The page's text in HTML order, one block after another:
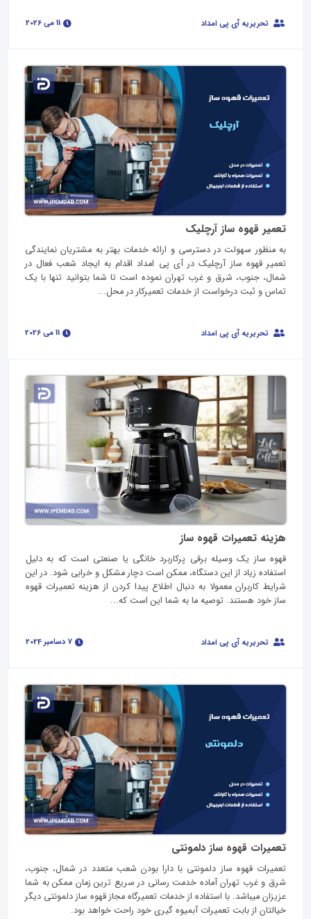
تحریریه آی پی امداد
تعمیر قهوه ساز آرچلیک
به منظور سهولت در دسترسی و ارائه خدمات بهتر به مشتریان نمایندگی
تعمیر قهوه ساز آرچلیک در آی پی امداد اقدام به ایجاد شعب فعال در
شمال، جنوب، شرق و غرب تهران نموده است تا شما بتوانید تنها با یک
تماس و ثبت درخواست از خدمات تعمیرکار در محل...
تحریریه آی پی امداد
هزینه تعمیرات قهوه ساز
قهوه ساز یک وسیله برقی پرکاربرد خانگی یا صنعتی است که به دلیل
استفاده زیاد از این دستگاه، ممکن است دچار مشکل و خرابی شود. در این
شرایط کاربران معمولا به دنبال اطلاع پیدا کردن از هزینه تعمیرات قهوه
ساز خود هستند. توصیه ما به شما این است که...
تحریریه آی پی امداد
تعمیرات قهوه ساز دلمونتی
تعمیرات قهوه ساز دلمونتی با دارا بودن شعب متعدد در شمال، جنوب،
شرق و غرب تهران آماده خدمت رسانی در سریع ترین زمان ممکن به شما
عزیزان میباشد. با استفاده از خدمات تعمیرگاه مجاز قهوه ساز دلمونتی دیگر
خیالتان از بابت تعمیرات آبمیوه گیری خود راحت خواهد بود.